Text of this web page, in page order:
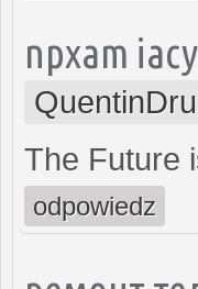
npxam
The Future
odpowiedz